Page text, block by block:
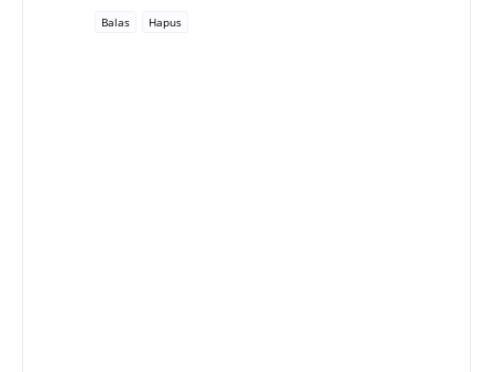
Balas Hapus